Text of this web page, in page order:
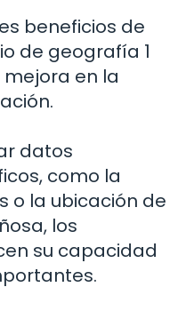
beneficios de
de geografía 1
en la
datos
como la
o la ubicación de
los
su capacidad